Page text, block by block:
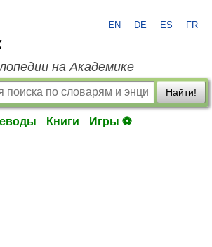
EN DE ES FR
на Академике
Найти!
Книги Игры ⚽